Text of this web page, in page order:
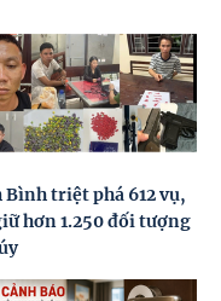
Bình triệt phá 612 vụ,
hơn 1.250 đối tượng